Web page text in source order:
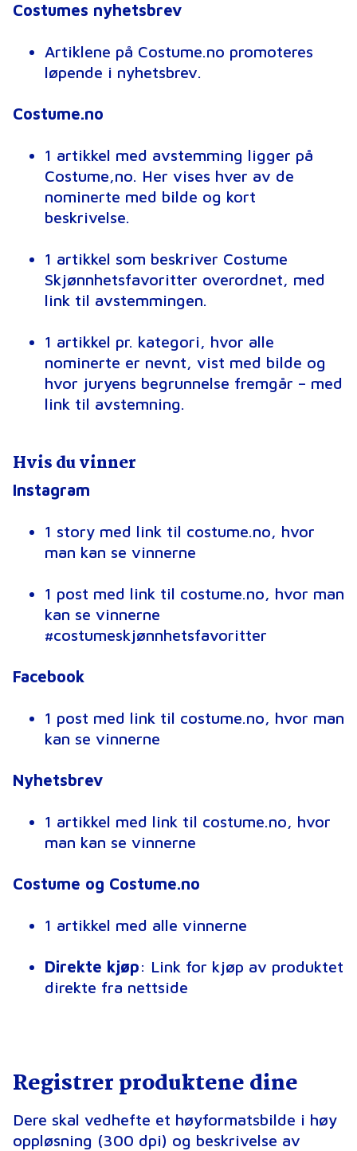
Costumes nyhetsbrev
Artiklene på Costume.no promoteres
løpende i nyhetsbrev.
Costume.no
1 artikkel med avstemming ligger på
Costume,no. Her vises hver av de
nominerte med bilde og kort
beskrivelse.
1 artikkel som beskriver Costume
Skjønnhetsfavoritter overordnet, med
link til avstemmingen.
1 artikkel pr. kategori, hvor alle
nominerte er nevnt, vist med bilde og
hvor juryens begrunnelse fremgår – med
link til avstemning.
Hvis du vinner
Instagram
1 story med link til costume.no, hvor
man kan se vinnerne
1 post med link til costume.no, hvor man
kan se vinnerne
#costumeskjønnhetsfavoritter
Facebook
1 post med link til costume.no, hvor man
kan se vinnerne
Nyhetsbrev
1 artikkel med link til costume.no, hvor
man kan se vinnerne
Costume og Costume.no
1 artikkel med alle vinnerne
Direkte kjøp: Link for kjøp av produktet
direkte fra nettside
Registrer produktene dine
Dere skal vedhefte et høyformatsbilde i høy
oppløsning (300 dpi) og beskrivelse av